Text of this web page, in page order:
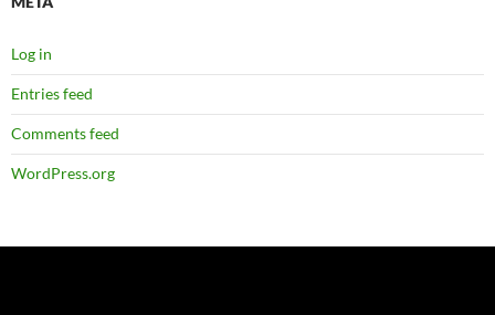
Log in
Entries feed
Comments feed
WordPress.org